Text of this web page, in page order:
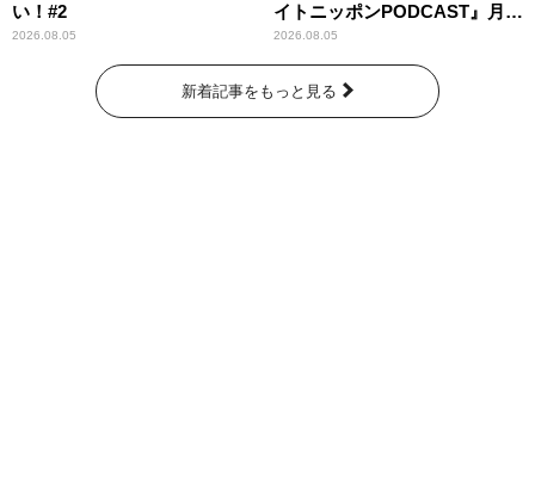
い！#2
2026.08.05
イトニッポンPODCAST』月替
わりパーソナリティ
2026.08.05
新着記事をもっと見る